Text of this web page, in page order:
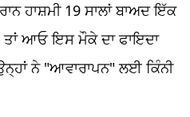
ਹਾਸ਼ਮੀ 19 ਸਾਲਾਂ ਬਾਅਦ ਇੱਕ
ਆਓ ਇਸ ਮੌਕੇ ਦਾ ਫਾਇਦਾ
ਨੇ "ਆਵਾਰਾਪਨ" ਲਈ ਕਿੰਨੀ